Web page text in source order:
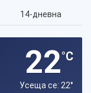
14-дневна
22°C
Усеща се: 22°